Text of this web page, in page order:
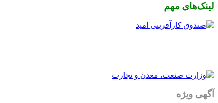
لینک‌های مهم
آگهی ویژه